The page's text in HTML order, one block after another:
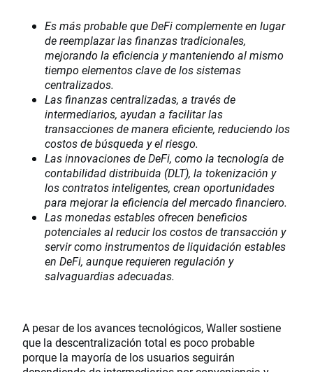
Es más probable que DeFi complemente en lugar
de reemplazar las finanzas tradicionales,
mejorando la eficiencia y manteniendo al mismo
tiempo elementos clave de los sistemas
centralizados.
Las finanzas centralizadas, a través de
intermediarios, ayudan a facilitar las
transacciones de manera eficiente, reduciendo los
costos de búsqueda y el riesgo.
Las innovaciones de DeFi, como la tecnología de
contabilidad distribuida (DLT), la tokenización y
los contratos inteligentes, crean oportunidades
para mejorar la eficiencia del mercado financiero.
Las monedas estables ofrecen beneficios
potenciales al reducir los costos de transacción y
servir como instrumentos de liquidación estables
en DeFi, aunque requieren regulación y
salvaguardias adecuadas.
A pesar de los avances tecnológicos, Waller sostiene
que la descentralización total es poco probable
porque la mayoría de los usuarios seguirán